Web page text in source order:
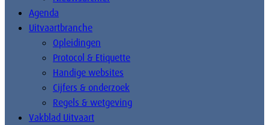
Agenda
Uitvaartbranche
Opleidingen
Protocol & Etiquette
Handige websites
Cijfers & onderzoek
Regels & wetgeving
Vakblad Uitvaart